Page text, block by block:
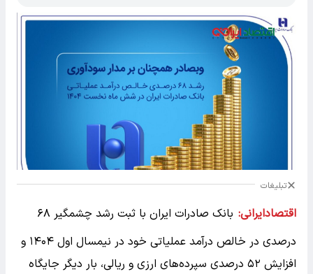
تبلیغات
اقتصادایرانی:
​بانک صادرات ایران با ثبت رشد چشمگیر ۶۸
درصدی در خالص درآمد عملیاتی خود در نیمسال اول ۱۴۰۴ و
افزایش ۵۲ درصدی سپرده‌های ارزی و ریالی، بار دیگر جایگاه